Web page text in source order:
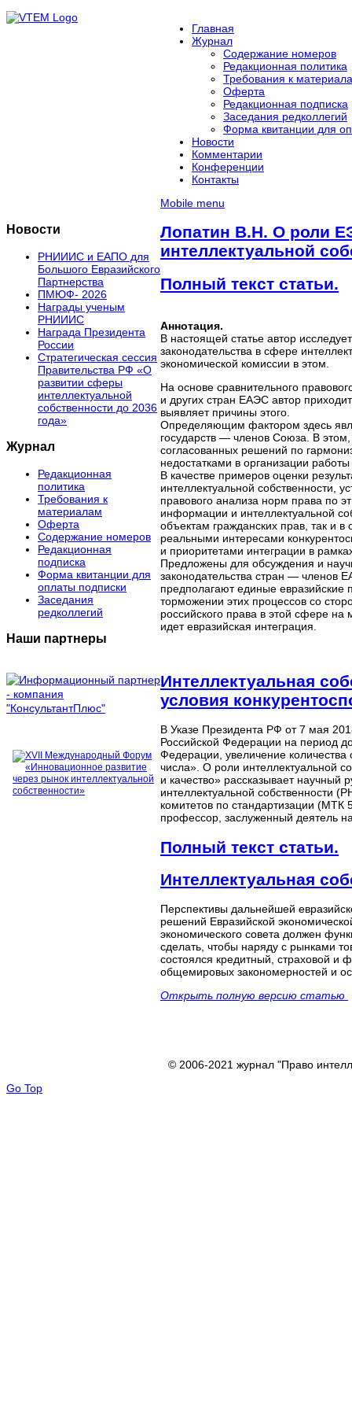
Главная
Журнал
Содержание номеров
Редакционная политика
Требования к
Оферта
Редакционная подписка
Заседания редколлегий
Форма квитанции для
Новости
Комментарии
Конференции
Контакты
Mobile menu
Новости
РНИИИС и ЕАПО для
Большого Евразийского
Партнерства
ПМЮФ- 2026
Награды ученым
РНИИИС
Награда Президента
России
Стратегическая сессия
Правительства РФ «О
развитии сферы
интеллектуальной
собственности до 2036
года»
Журнал
Редакционная
политика
Требования к
материалам
Оферта
Содержание номеров
Редакционная
подписка
Форма квитанции для
оплаты подписки
Заседания
редколлегий
Наши партнеры
Лопатин В.Н. О роли
интеллектуальной
Полный текст статьи.
Аннотация.
В настоящей статье автор
законодательства в сфере
экономической комиссии в этом.
На основе сравнительного
и других стран ЕАЭС автор
выявляет причины этого.
Определяющим фактором здесь
государств — членов Союза. В
согласованных решений по
недостатками в организации
В качестве примеров оценки
интеллектуальной собственности,
правового анализа норм права по
информации и интеллектуальной
объектам гражданских прав, так и в
реальными интересами
и приоритетами интеграции в
Предложены для обсуждения и
законодательства стран — членов
предполагают единые евразийские
торможении этих процессов со
российского права в этой сфере
идет евразийская интеграция.
Интеллектуальная
условия
В Указе Президента РФ от 7 мая
Российской Федерации на период
Федерации, увеличение
числа». О роли интеллектуальной
и качество» рассказывает научный
интеллектуальной собственности
комитетов по стандартизации (МТК
профессор, заслуженный деятель
Полный текст статьи.
Интеллектуальная
Перспективы дальнейшей
решений Евразийской
экономического совета должен
сделать, чтобы наряду с рынками
состоялся кредитный, страховой и
общемировых закономерностей и
Открыть полную версию статью
© 2006-2021 журнал "Право
Go Top